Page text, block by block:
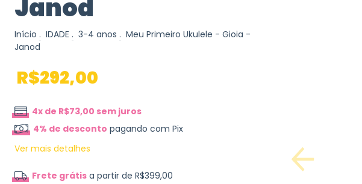
Janod
Início . IDADE . 3-4 anos . Meu Primeiro Ukulele - Gioia -
Janod
R$292,00
4x de R$73,00 sem juros
4% de desconto pagando com Pix
Ver mais detalhes
Frete grátis a partir de R$399,00